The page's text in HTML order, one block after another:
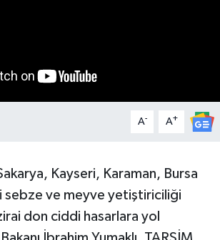
A- A+
Kayseri, Karaman, Bursa
sebze ve meyve yetiştiriciliği
don ciddi hasarlara yol